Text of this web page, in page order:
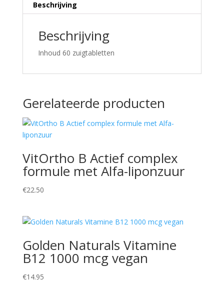
Beschrijving
Beschrijving
Inhoud 60 zuigtabletten
Gerelateerde producten
VitOrtho B Actief complex
formule met Alfa-liponzuur
€22.50
Golden Naturals Vitamine
B12 1000 mcg vegan
€14.95